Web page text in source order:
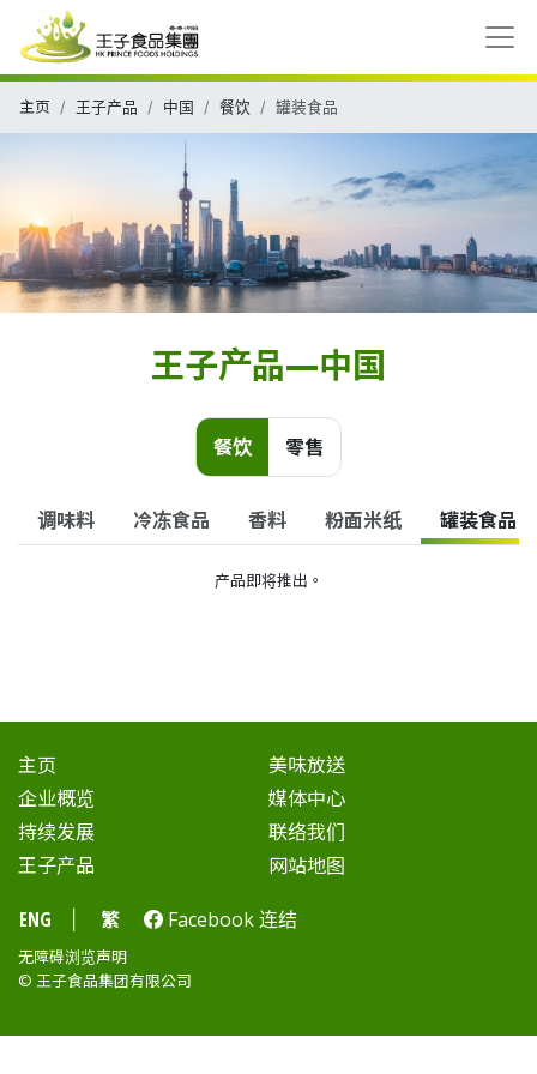
主页 王子产品 中国 餐饮 罐装食品
王子产品—中国
餐饮 零售
调味料 冷冻食品 香料 粉面米纸 罐装食品
产品即将推出。
主页
企业概览
持续发展
王子产品
美味放送
媒体中心
联络我们
网站地图
ENG 繁 Facebook 连结
无障碍浏览声明
© 王子食品集团有限公司